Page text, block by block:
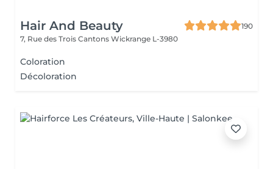
Hair And Beauty
190
7, Rue des Trois Cantons Wickrange L-3980
Coloration
Décoloration